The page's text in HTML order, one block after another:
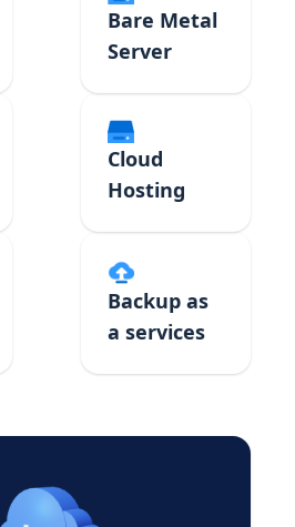
Bare Metal
Server
Cloud
Hosting
Backup as
a services